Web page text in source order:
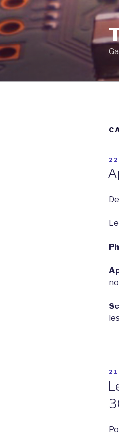
Aller
au
contenu
principal